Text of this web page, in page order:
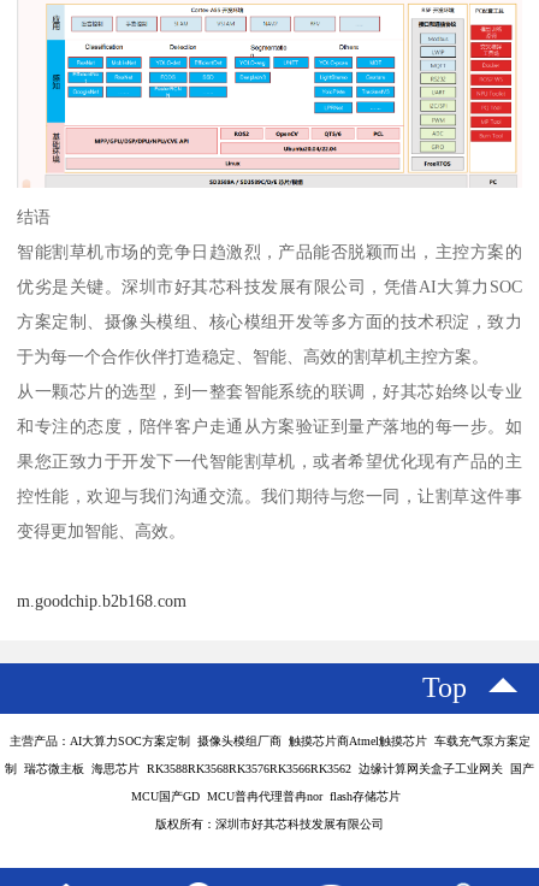
结语
智能割草机市场的竞争日趋激烈，产品能否脱颖而出，主控方案的
优劣是关键。深圳市好其芯科技发展有限公司，凭借AI大算力SOC
方案定制、摄像头模组、核心模组开发等多方面的技术积淀，致力
于为每一个合作伙伴打造稳定、智能、高效的割草机主控方案。
从一颗芯片的选型，到一整套智能系统的联调，好其芯始终以专业
和专注的态度，陪伴客户走通从方案验证到量产落地的每一步。如
果您正致力于开发下一代智能割草机，或者希望优化现有产品的主
控性能，欢迎与我们沟通交流。我们期待与您一同，让割草这件事
变得更加智能、高效。
m.goodchip.b2b168.com
Top
主营产品：AI大算力SOC方案定制 摄像头模组厂商 触摸芯片商Atmel触摸芯片 车载充气泵方案定
制 瑞芯微主板 海思芯片 RK3588RK3568RK3576RK3566RK3562 边缘计算网关盒子工业网关 国产
MCU国产GD MCU普冉代理普冉nor flash存储芯片
版权所有：深圳市好其芯科技发展有限公司